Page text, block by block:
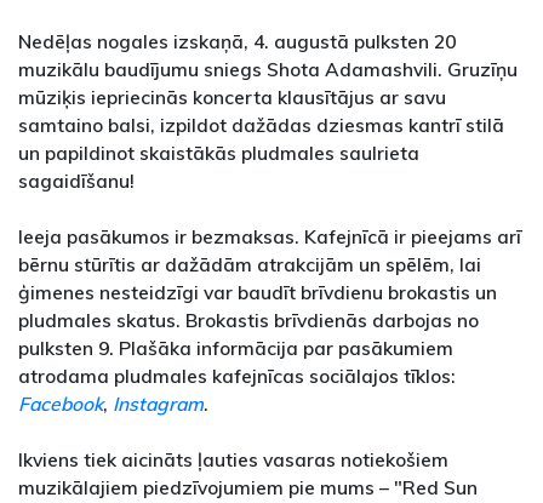
Nedēļas nogales izskaņā, 4. augustā pulksten 20
muzikālu baudījumu sniegs Shota Adamashvili. Gruzīņu
mūziķis iepriecinās koncerta klausītājus ar savu
samtaino balsi, izpildot dažādas dziesmas kantrī stilā
un papildinot skaistākās pludmales saulrieta
sagaidīšanu!
Ieeja pasākumos ir bezmaksas. Kafejnīcā ir pieejams arī
bērnu stūrītis ar dažādām atrakcijām un spēlēm, lai
ģimenes nesteidzīgi var baudīt brīvdienu brokastis un
pludmales skatus. Brokastis brīvdienās darbojas no
pulksten 9. Plašāka informācija par pasākumiem
atrodama pludmales kafejnīcas sociālajos tīklos:
Facebook, Instagram.
Ikviens tiek aicināts ļauties vasaras notiekošiem
muzikālajiem piedzīvojumiem pie mums – "Red Sun